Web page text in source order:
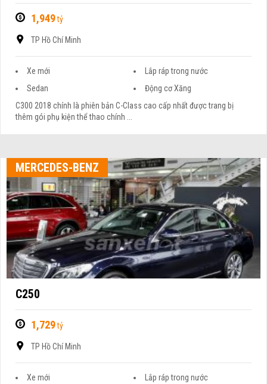
1,949tỷ
TP Hồ Chí Minh
Xe mới
Lắp ráp trong nước
Sedan
Động cơ Xăng
C300 2018 chính là phiên bản C-Class cao cấp nhất được trang bị
thêm gói phụ kiện thể thao chính ...
MERCEDES-BENZ
C250
1,729tỷ
TP Hồ Chí Minh
Xe mới
Lắp ráp trong nước